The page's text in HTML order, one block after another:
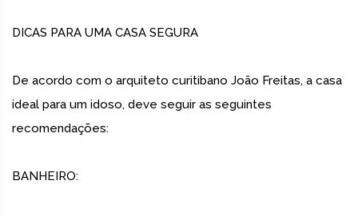
DICAS PARA UMA CASA SEGURA
De acordo com o arquiteto curitibano João Freitas, a casa
ideal para um idoso, deve seguir as seguintes
recomendações:
BANHEIRO: